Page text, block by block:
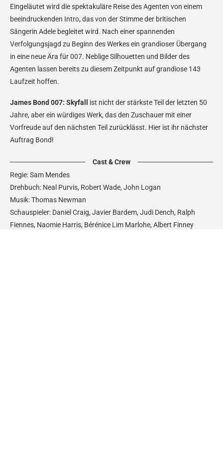
Eingeläutet wird die spektakuläre Reise des Agenten von einem
beeindruckenden Intro, das von der Stimme der britischen
Sängerin Adele begleitet wird. Nach einer spannenden
Verfolgungsjagd zu Beginn des Werkes ein grandioser Übergang
in eine neue Ära für 007. Neblige Silhouetten und Bilder des
Agenten lassen bereits zu diesem Zeitpunkt auf grandiose 143
Laufzeit hoffen.
James Bond 007: Skyfall
ist nicht der stärkste Teil der letzten 50
Jahre, aber ein würdiges Werk, das den Zuschauer mit einer
Vorfreude auf den nächsten Teil zurücklässt. Hier ist ihr nächster
Auftrag Bond!
Cast & Crew
Regie: Sam Mendes
Drehbuch: Neal Purvis, Robert Wade, John Logan
Musik: Thomas Newman
Schauspieler: Daniel Craig, Javier Bardem, Judi Dench, Ralph
Fiennes, Naomie Harris, Bérénice Lim Marlohe, Albert Finney